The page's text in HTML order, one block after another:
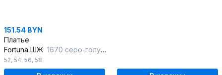
151.54 BYN
Платье
Fortuna ШЖ 1670 серо-голубой
52, 54, 56, 58